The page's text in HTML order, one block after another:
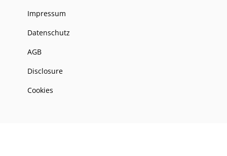
Impressum
Datenschutz
AGB
Disclosure
Cookies